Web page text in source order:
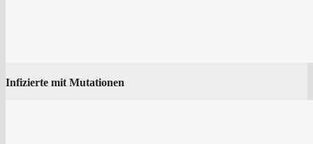
Infi­zier­te mit Mutationen